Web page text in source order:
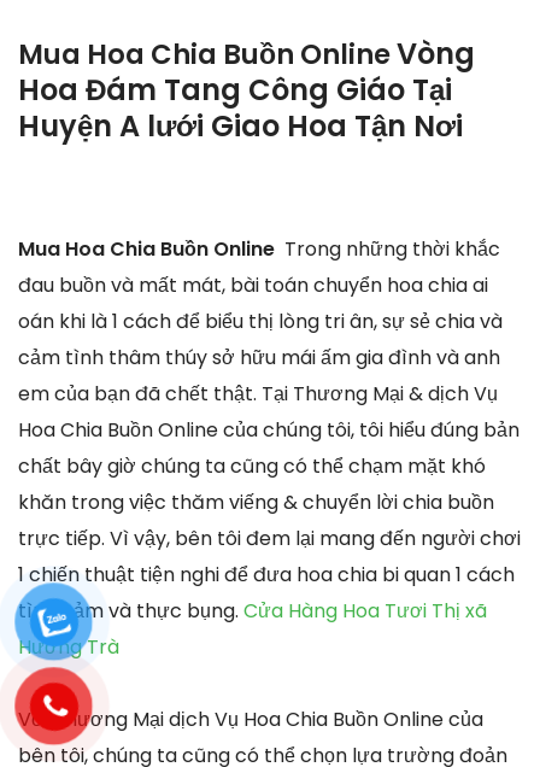
Mua Hoa Chia Buồn OnlineVòng
Hoa Đám Tang Công Giáo Tại
Huyện A lưới Giao Hoa Tận Nơi
Mua Hoa Chia Buồn Online Trong những thời khắc
đau buồn và mất mát, bài toán chuyển hoa chia ai
oán khi là 1 cách để biểu thị lòng tri ân, sự sẻ chia và
cảm tình thâm thúy sở hữu mái ấm gia đình và anh
em của bạn đã chết thật. Tại Thương Mại & dịch Vụ
Hoa Chia Buồn Online của chúng tôi, tôi hiểu đúng bản
chất bây giờ chúng ta cũng có thể chạm mặt khó
khăn trong việc thăm viếng & chuyển lời chia buồn
trực tiếp. Vì vậy, bên tôi đem lại mang đến người chơi
1 chiến thuật tiện nghi để đưa hoa chia bi quan 1 cách
tình cảm và thực bụng. Cửa Hàng Hoa Tươi Thị xã
Hương Trà
Với Thương Mại dịch Vụ Hoa Chia Buồn Online của
bên tôi, chúng ta cũng có thể chọn lựa trường đoản